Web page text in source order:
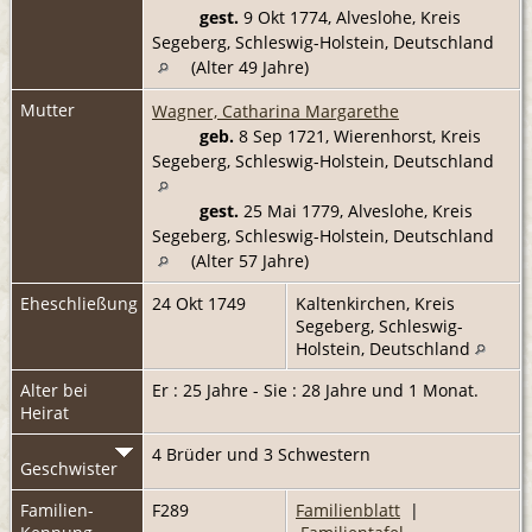
gest. 9 Okt 1774, Alveslohe, Kreis
Segeberg, Schleswig-Holstein, Deutschland
(Alter 49 Jahre)
Mutter
Wagner, Catharina Margarethe
geb. 8 Sep 1721, Wierenhorst, Kreis
Segeberg, Schleswig-Holstein, Deutschland
gest. 25 Mai 1779, Alveslohe, Kreis
Segeberg, Schleswig-Holstein, Deutschland
(Alter 57 Jahre)
Eheschließung
24 Okt 1749
Kaltenkirchen, Kreis
Segeberg, Schleswig-
Holstein, Deutschland
Alter bei
Heirat
Er : 25 Jahre - Sie : 28 Jahre und 1 Monat.
Geschwister
4 Brüder und 3 Schwestern
Familien-
F289 Familienblatt |